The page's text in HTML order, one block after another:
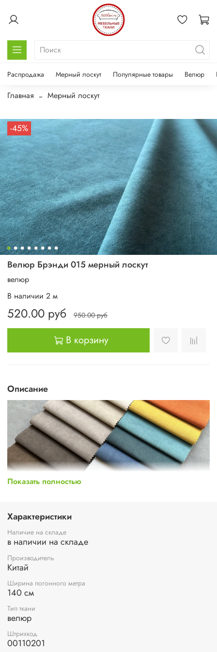
Распродажа Мерный лоскут Популярные товары Велюр
Главная Мерный лоскут
-45%
Велюр Брэнди 015 мерный лоскут
велюр
В наличии 2 м
520.00 руб 950.00 руб
В корзину
Описание
Показать полностью
Характеристики
Наличие на складе
в наличии на складе
Производитель
Китай
Ширина погонного метра
140 см
Тип ткани
велюр
Штрихкод
00110201